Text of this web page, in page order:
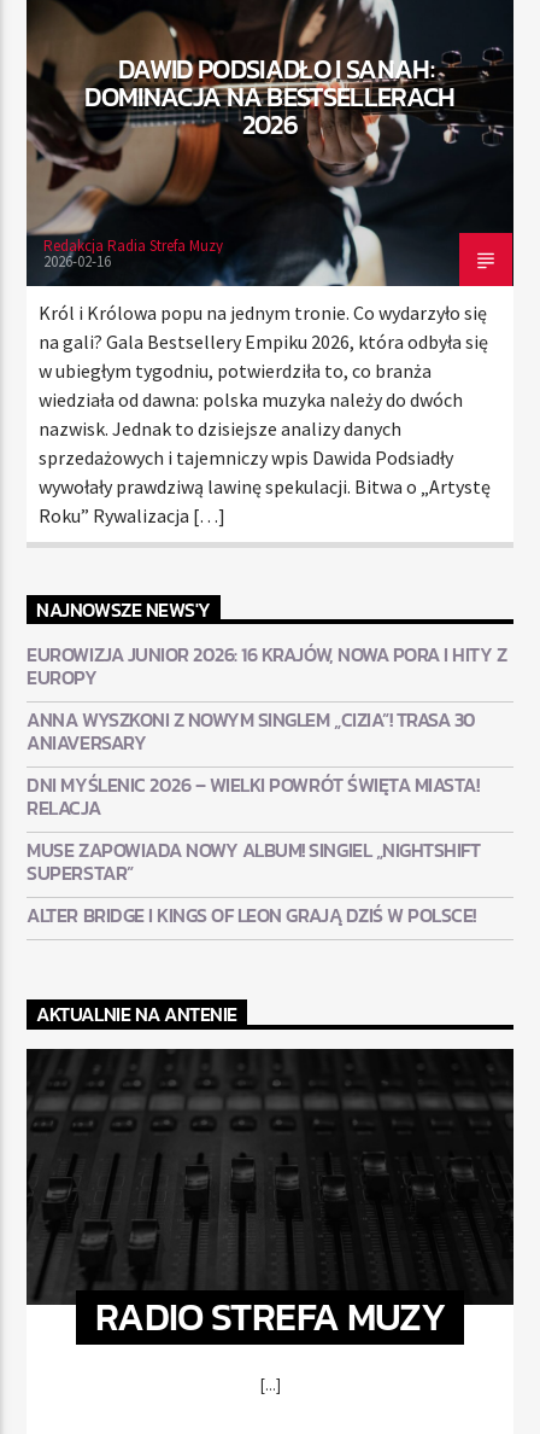
TERAZ
RADIO STREFA MUZY
00:00 21:00
Radio Strefa Muzy
DAWID PODSIADŁO I SANAH:
DOMINACJA NA BESTSELLERACH
2026
Redakcja Radia Strefa Muzy
2026-02-16
Król i Królowa popu na jednym tronie. Co wydarzyło się
na gali? Gala Bestsellery Empiku 2026, która odbyła się
w ubiegłym tygodniu, potwierdziła to, co branża
wiedziała od dawna: polska muzyka należy do dwóch
nazwisk. Jednak to dzisiejsze analizy danych
sprzedażowych i tajemniczy wpis Dawida Podsiadły
wywołały prawdziwą lawinę spekulacji. Bitwa o „Artystę
Roku” Rywalizacja […]
NAJNOWSZE NEWS'Y
EUROWIZJA JUNIOR 2026: 16 KRAJÓW, NOWA PORA I HITY Z
EUROPY
ANNA WYSZKONI Z NOWYM SINGLEM „CIZIA”! TRASA 30
ANIAVERSARY
DNI MYŚLENIC 2026 – WIELKI POWRÓT ŚWIĘTA MIASTA!
RELACJA
MUSE ZAPOWIADA NOWY ALBUM! SINGIEL „NIGHTSHIFT
SUPERSTAR”
ALTER BRIDGE I KINGS OF LEON GRAJĄ DZIŚ W POLSCE!
AKTUALNIE NA ANTENIE
RADIO STREFA MUZY
[...]